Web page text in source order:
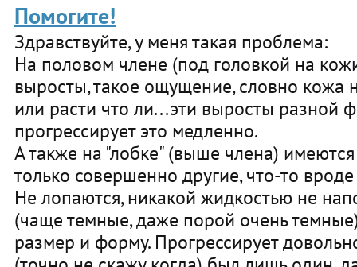
Помогите!
Здравствуйте, у меня такая проблема:
На половом члене (под головкой на
выросты, такое ощущение, словно кожа
или расти что ли...эти выросты разной
прогрессирует это медленно.
А также на "лобке" (выше члена)
только совершенно другие, что-то
Не лопаются, никакой жидкостью не
(чаще темные, даже порой очень
размер и форму. Прогрессирует